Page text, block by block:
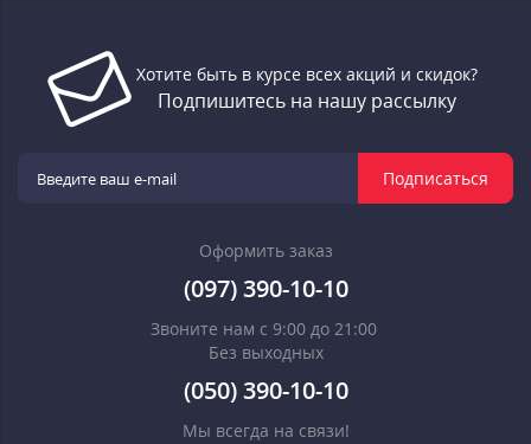
Хотите быть в курсе всех акций и скидок?
Подпишитесь на нашу рассылку
Подписаться
Оформить заказ
(097) 390-10-10
Звоните нам с 9:00 до 21:00
Без выходных
(050) 390-10-10
Мы всегда на связи!